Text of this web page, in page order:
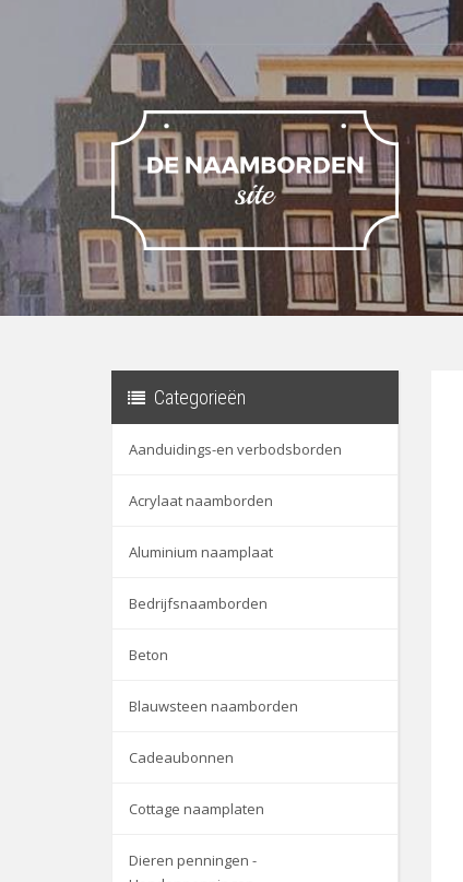
Categorieën
Aanduidings-en verbodsborden
Acrylaat naamborden
Aluminium naamplaat
Bedrijfsnaamborden
Beton
Blauwsteen naamborden
Cadeaubonnen
Cottage naamplaten
Dieren penningen -